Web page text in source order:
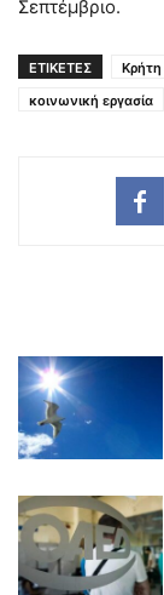
Σεπτέμβριο.
ΕΤΙΚΕΤΕΣ Κρήτη
κοινωνική εργασία